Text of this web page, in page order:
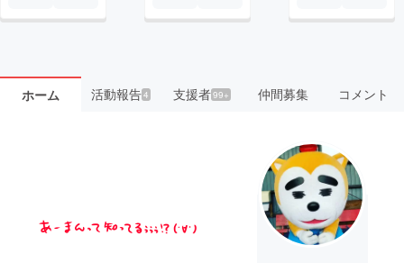
ホーム 活動報告4 支援者99+ 仲間募集 コメント